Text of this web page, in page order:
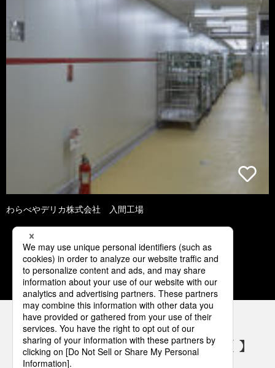
わらべやデリカ株式会社 入間工場
1 2 3 4 5
パナソニックの電気設備 SNSアカウント